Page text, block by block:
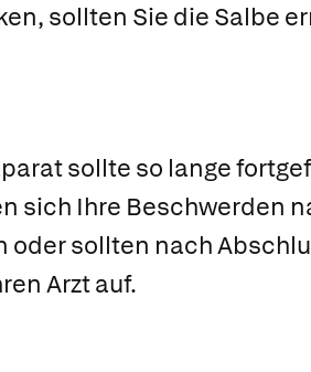
sollten Sie die Salbe
sollte so lange
sich Ihre Beschwerden
oder sollten nach
Arzt auf.